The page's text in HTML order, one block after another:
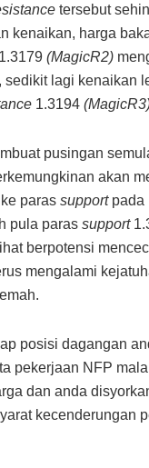
tersebut
kenaikan, harga
(MagicR2)
sedikit lagi kenaikan
1.3194
pusingan
akan
paras supportpada
pula paras support
berpotensi
mengalami
posisi dagangan
pekerjaan NFP
dan anda
kecenderungan